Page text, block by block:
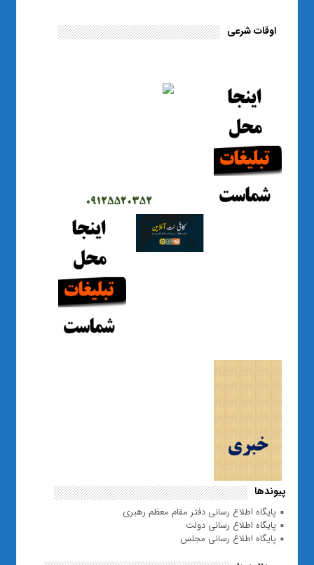
اوقات شرعی
پیوندها
پایگاه اطلاع رسانی دفتر مقام معظم رهبری
پایگاه اطلاع رسانی دولت
پایگاه اطلاع رسانی مجلس